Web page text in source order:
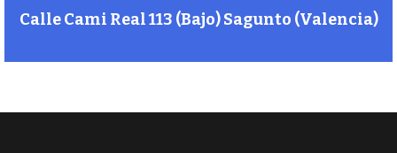
Calle Cami Real 113 (Bajo) Sagunto (Valencia)